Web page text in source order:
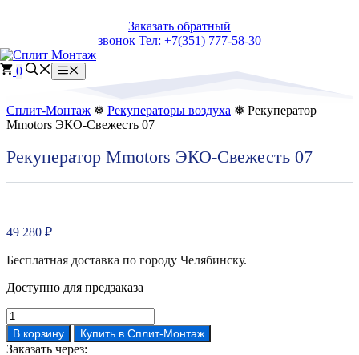
Заказать обратный
звонок Тел: +7(351) 777-58-30
0 Меню
Сплит-Монтаж ❅ Рекуператоры воздуха ❅ Рекуператор
Mmotors ЭКО-Свежесть 07
Рекуператор Mmotors ЭКО-Свежесть 07
49 280 ₽
Бесплатная доставка по городу Челябинску.
Доступно для предзаказа
Количество
товара
Рекуператор
В корзину Купить в Сплит-Монтаж
Заказать через: